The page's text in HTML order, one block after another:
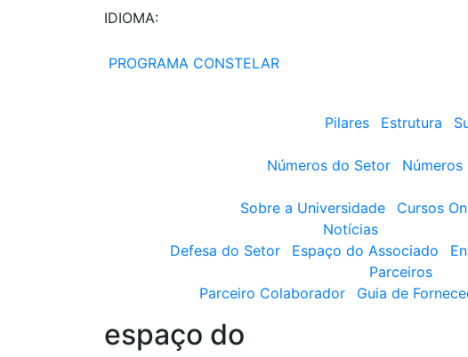
IDIOMA:
PROGRAMA CONSTELAR
Pilares
Estrutura
Números do Setor
Números
Sobre a Universidade
Cursos
Notícias
Defesa do Setor
Espaço do Associado
Parceiros
Parceiro Colaborador
Guia de
espaço do